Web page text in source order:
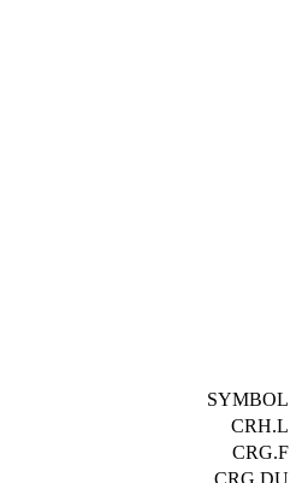
SYMBOL
CRH.L
CRG.F
CRG.DU